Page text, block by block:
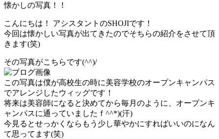
懐かしの写真！！
こんにちは！ アシスタントのSHOJIです！
今回は懐かしい写真が出てきたのでそちらの紹介をさせて頂
きます(笑)
その写真がこちらです(^^)/
この写真は僕が高校生の時に美容学校のオープンキャンパス
でアレンジしたウィッグです！
将来は美容師になると決めてから毎月のように、オープンキ
ャンパスに通っていましたｆ^^*)(汗)
今見るとせっかくならもう少し華やかにすればいいのになん
て思ってます(笑)